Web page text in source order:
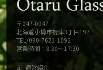
〒047-0047
北海道小樽市祝津3丁目197
TEL/090-7621-1092
営業時間：8:30～17:30
運営紹介